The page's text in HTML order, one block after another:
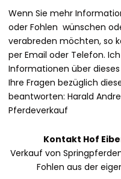
Wenn Sie mehr
oder Fohlen wünschen
verabreden möchten, so
per Email oder Telefon.
Informationen über
Ihre Fragen bezüglich
beantworten: Harald
Pferdeverkauf
Kontakt Hof
Verkauf von
Fohlen aus der